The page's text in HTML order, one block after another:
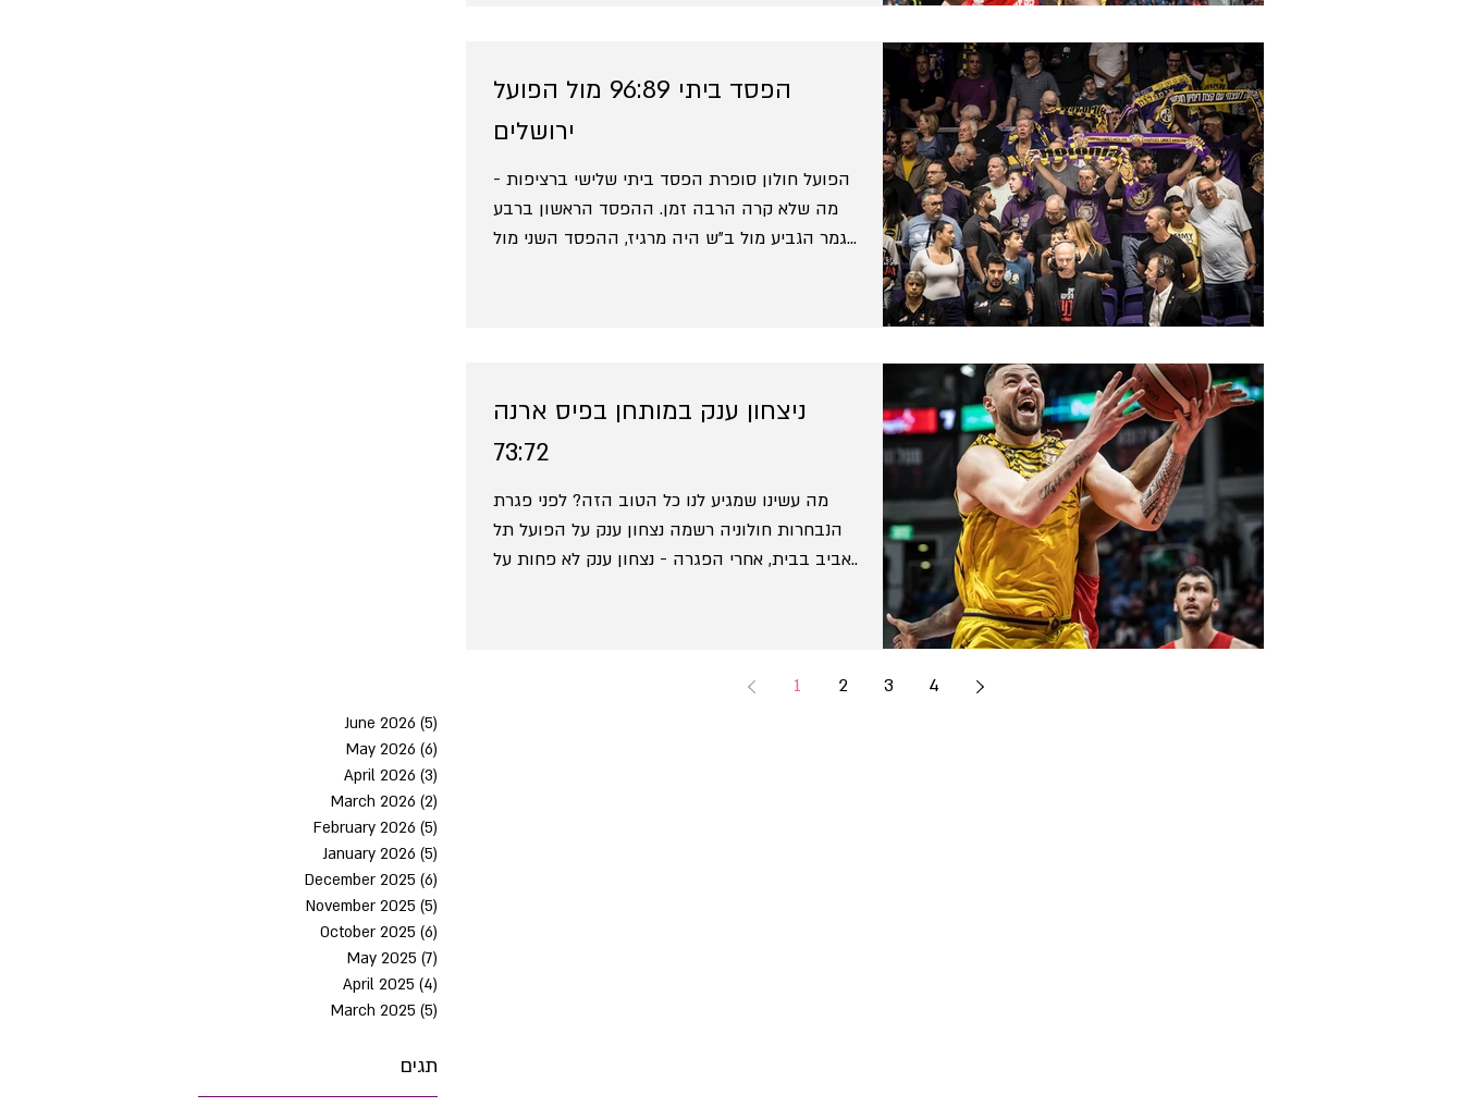
June 2026 (5)
May 2026 (6)
April 2026 (3)
March 2026 (2)
February 2026 (5)
January 2026 (5)
December 2025 (6)
November 2025 (5)
October 2025 (6)
May 2025 (7)
April 2025 (4)
March 2025 (5)
הפסד ביתי 96:89 מול הפועל
ירושלים
הפועל חולון סופרת הפסד ביתי שלישי ברציפות -
מה שלא קרה הרבה זמן. ההפסד הראשון ברבע
גמר הגביע מול ב"ש היה מרגיז, ההפסד השני מול
ניצחון ענק במותחן בפיס ארנה
73:72
מה עשינו שמגיע לנו כל הטוב הזה? לפני פגרת
הנבחרות חולוניה רשמה נצחון ענק על הפועל תל
אביב בבית, אחרי הפגרה - נצחון ענק לא פחות על
1 2 3 4
תגים